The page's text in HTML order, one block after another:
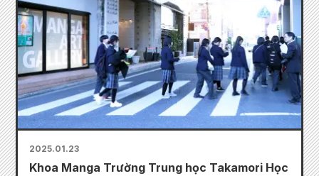
2025.01.23
Khoa Manga Trường Trung học Takamori Học